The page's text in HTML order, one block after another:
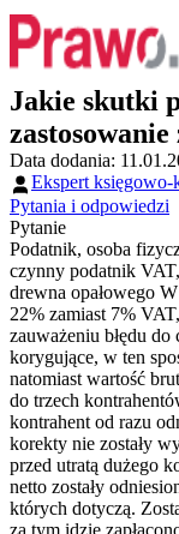
Jakie skutki
Data dodania:
Ekspert
Pytania i odpowiedzi
Pytanie
Podatnik, osoba
czynny podatnik
drewna opałowego
22% zamiast 7%
zauważeniu błędu
korygujące, w ten
natomiast wartość
do trzech
kontrahent od razu
korekty nie zostały
przed utratą dużego
netto zostały
których dotyczą.
za tym idzie